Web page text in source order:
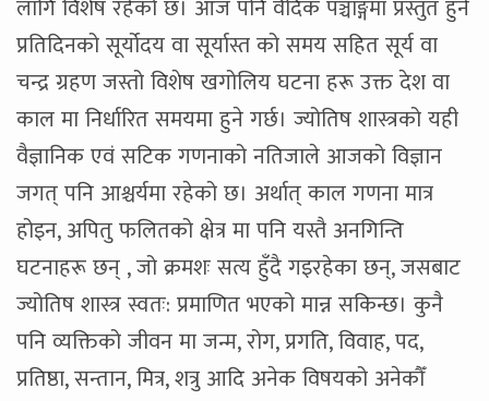
लागि विशेष रहेको छ। आज पनि वैदिक पञ्चाङ्गमा प्रस्तुत हुने
प्रतिदिनको सूर्योदय वा सूर्यास्त को समय सहित सूर्य वा
चन्द्र ग्रहण जस्तो विशेष खगोलिय घटना हरू उक्त देश वा
काल मा निर्धारित समयमा हुने गर्छ। ज्योतिष शास्त्रको यही
वैज्ञानिक एवं सटिक गणनाको नतिजाले आजको विज्ञान
जगत् पनि आश्चर्यमा रहेको छ। अर्थात् काल गणना मात्र
होइन, अपितु फलितको क्षेत्र मा पनि यस्तै अनगिन्ति
घटनाहरू छन् , जो क्रमशः सत्य हुँदै गइरहेका छन्, जसबाट
ज्योतिष शास्त्र स्वतः: प्रमाणित भएको मान्न सकिन्छ। कुनै
पनि व्यक्तिको जीवन मा जन्म, रोग, प्रगति, विवाह, पद,
प्रतिष्ठा, सन्तान, मित्र, शत्रु आदि अनेक विषयको अनेकौँ